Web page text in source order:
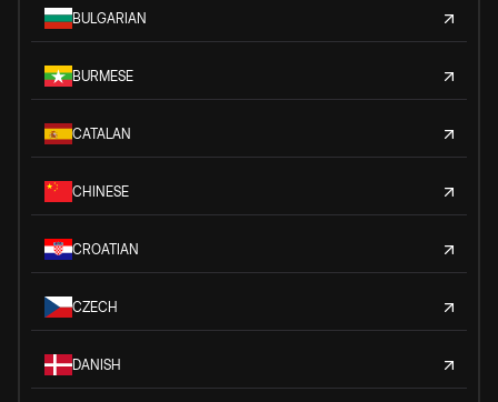
BULGARIAN
BURMESE
CATALAN
CHINESE
CROATIAN
CZECH
DANISH